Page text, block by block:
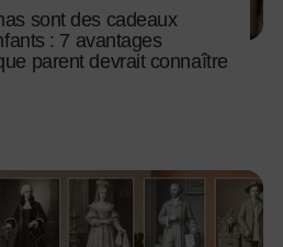
sont des cadeaux
: 7 avantages
parent devrait connaître